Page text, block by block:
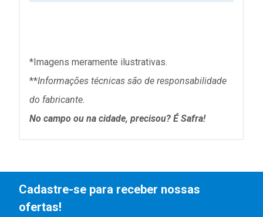
*Imagens meramente ilustrativas.
**Informações técnicas são de responsabilidade
do fabricante.
No campo ou na cidade, precisou? É Safra!
Cadastre-se para receber nossas
ofertas!